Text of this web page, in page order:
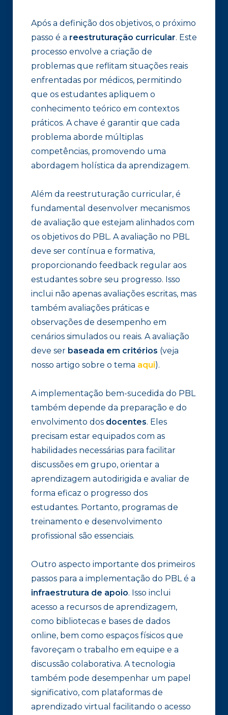
Após a definição dos objetivos, o próximo
passo é a reestruturação curricular. Este
processo envolve a criação de
problemas que reflitam situações reais
enfrentadas por médicos, permitindo
que os estudantes apliquem o
conhecimento teórico em contextos
práticos. A chave é garantir que cada
problema aborde múltiplas
competências, promovendo uma
abordagem holística da aprendizagem.
Além da reestruturação curricular, é
fundamental desenvolver mecanismos
de avaliação que estejam alinhados com
os objetivos do PBL. A avaliação no PBL
deve ser contínua e formativa,
proporcionando feedback regular aos
estudantes sobre seu progresso. Isso
inclui não apenas avaliações escritas, mas
também avaliações práticas e
observações de desempenho em
cenários simulados ou reais. A avaliação
deve ser baseada em critérios (veja
nosso artigo sobre o tema aqui).
A implementação bem-sucedida do PBL
também depende da preparação e do
envolvimento dos docentes. Eles
precisam estar equipados com as
habilidades necessárias para facilitar
discussões em grupo, orientar a
aprendizagem autodirigida e avaliar de
forma eficaz o progresso dos
estudantes. Portanto, programas de
treinamento e desenvolvimento
profissional são essenciais.
Outro aspecto importante dos primeiros
passos para a implementação do PBL é a
infraestrutura de apoio. Isso inclui
acesso a recursos de aprendizagem,
como bibliotecas e bases de dados
online, bem como espaços físicos que
favoreçam o trabalho em equipe e a
discussão colaborativa. A tecnologia
também pode desempenhar um papel
significativo, com plataformas de
aprendizado virtual facilitando o acesso